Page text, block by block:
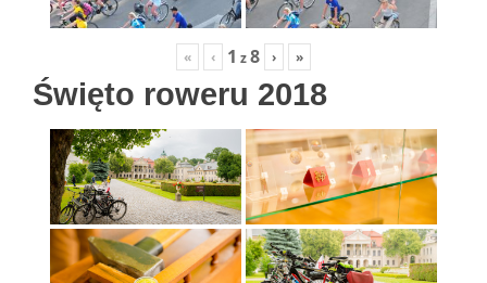
« ‹ 1 z8 › »
Święto roweru 2018